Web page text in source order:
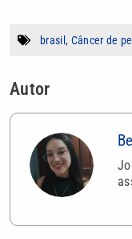
brasil, Câncer de
Autor